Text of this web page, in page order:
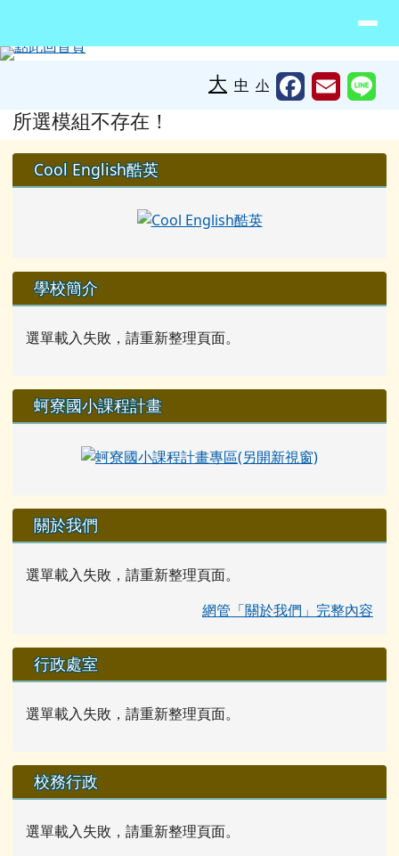
臺南市北門區蚵寮國民小學網站
大 中 小
主內容區域
所選模組不存在！
左邊區域內容
Cool English酷英
學校簡介
選單載入失敗，請重新整理頁面。
蚵寮國小課程計畫
關於我們
選單載入失敗，請重新整理頁面。
網管「關於我們」完整內容
行政處室
選單載入失敗，請重新整理頁面。
校務行政
選單載入失敗，請重新整理頁面。
頁尾區域